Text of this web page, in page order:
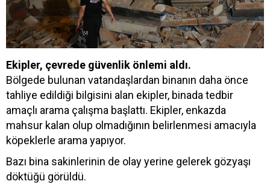
Ekipler, çevrede güvenlik önlemi aldı.
Bölgede bulunan vatandaşlardan binanın daha önce
tahliye edildiği bilgisini alan ekipler, binada tedbir
amaçlı arama çalışma başlattı. Ekipler, enkazda
mahsur kalan olup olmadığının belirlenmesi amacıyla
köpeklerle arama yapıyor.
Bazı bina sakinlerinin de olay yerine gelerek gözyaşı
döktüğü görüldü.